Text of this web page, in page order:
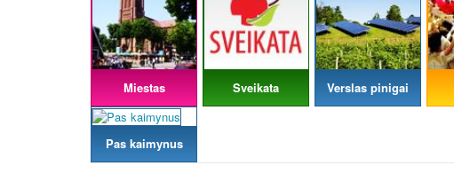
Miestas Sveikata Verslas pinigai
Pas kaimynus